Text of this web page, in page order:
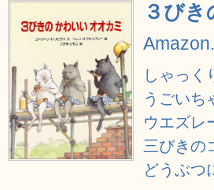
３び
しゃっく
うごいち
ウエズレ
三びきの
どうぶつ